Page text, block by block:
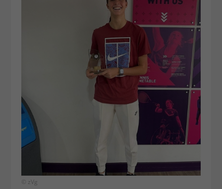
© zVg